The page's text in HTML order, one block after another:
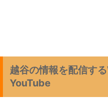
越谷の情報を配信す
YouTube